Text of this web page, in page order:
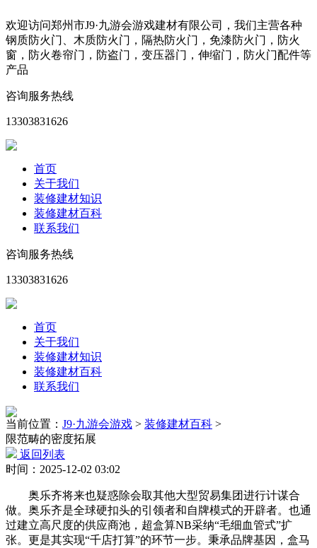
欢迎访问郑州市J9·九游会游戏建材有限公司，我们主营各种
钢质防火门、木质防火门，隔热防火门，免漆防火门，防火
窗，防火卷帘门，防盗门，变压器门，伸缩门，防火门配件等
产品
咨询服务热线
13303831626
首页
关于我们
装修建材知识
装修建材百科
联系我们
咨询服务热线
13303831626
首页
关于我们
装修建材知识
装修建材百科
联系我们
当前位置： J9·九游会游戏 > 装修建材百科 >
限范畴的密度拓展
返回列表
时间：2025-12-02 03:02
奥乐齐将来也疑惑除会取其他大型贸易集团进行计谋合
做。奥乐齐是全球硬扣头的引领者和自牌模式的开辟者。也通
过建立高尺度的供应商池，超盒算NB采纳“毛细血管式”扩
张。更是其实现“千店打算”的环节一步。秉承品牌基因，盒马